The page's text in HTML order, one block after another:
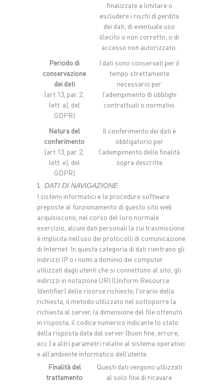
finalizzate a limitare o
escludere i rischi di perdita
dei dati, di eventuale uso
illecito o non corretto, o di
accesso non autorizzato.
Periodo di
conservazione
dei dati
(art.13, par. 2,
lett. a), del
GDPR)
I dati sono conservati per il
tempo strettamente
necessario per
l’adempimento di obblighi
contrattuali o normativi.
Natura del
conferimento
(art.13, par. 2,
lett. e), del
GDPR)
Il conferimento dei dati è
obbligatorio per
l’adempimento delle finalità
sopra descritte
DATI DI NAVIGAZIONE
I sistemi informatici e le procedure software
preposte al funzionamento di questo sito web
acquisiscono, nel corso del loro normale
esercizio, alcuni dati personali la cui trasmissione
è implicita nell’uso dei protocolli di comunicazione
di Internet. In questa categoria di dati rientrano gli
indirizzi IP o i nomi a dominio dei computer
utilizzati dagli utenti che si connettono al sito, gli
indirizzi in notazione URI (Uniform Resource
Identifier) delle risorse richieste, l’orario della
richiesta, il metodo utilizzato nel sottoporre la
richiesta al server, la dimensione del file ottenuto
in risposta, il codice numerico indicante lo stato
della risposta data dal server (buon fine, errore,
ecc.) e altri parametri relativi al sistema operativo
e all’ambiente informatico dell’utente.
Finalità del
trattamento
Questi dati vengono utilizzati
al solo fine di ricavare